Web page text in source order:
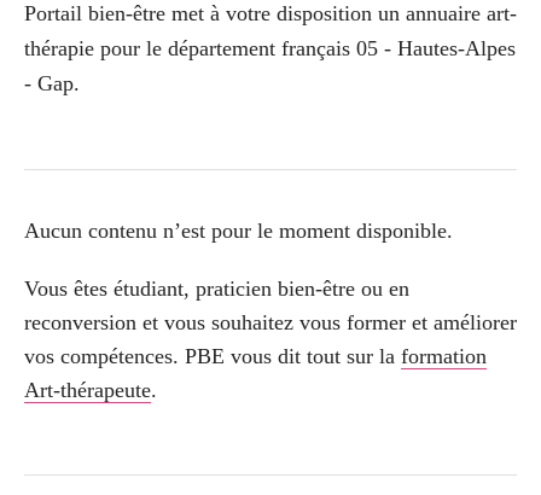
Portail bien-être met à votre disposition un annuaire art-
thérapie pour le département français 05 - Hautes-Alpes
- Gap.
Aucun contenu n’est pour le moment disponible.
Vous êtes étudiant, praticien bien-être ou en
reconversion et vous souhaitez vous former et améliorer
vos compétences. PBE vous dit tout sur la formation
Art-thérapeute.